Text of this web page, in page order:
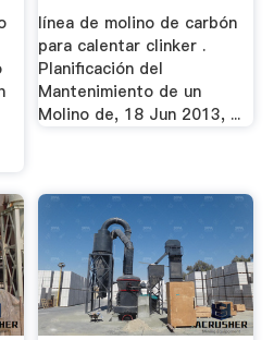
línea de molino de carbón
para calentar clinker .
Planificación del
Mantenimiento de un
Molino de, 18 Jun 2013, ...